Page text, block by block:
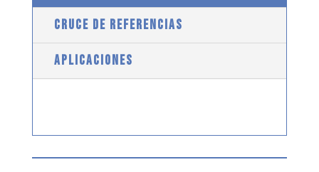
CRUCE DE REFERENCIAS
APLICACIONES